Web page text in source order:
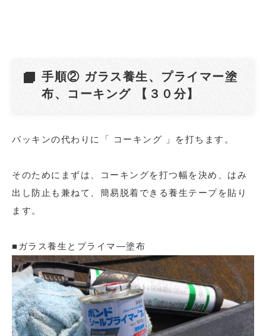
手順② ガラス養生、プライマー塗
布、コーキング 【３０分】
パッキンの代わりに「 コーキング 」を打ちます。
そのためにまずは、コーキングを打つ幅を決め、はみ
出し防止も兼ねて、簡易脱着できる養生テープを貼り
ます。
■ガラス養生とプライマ―塗布